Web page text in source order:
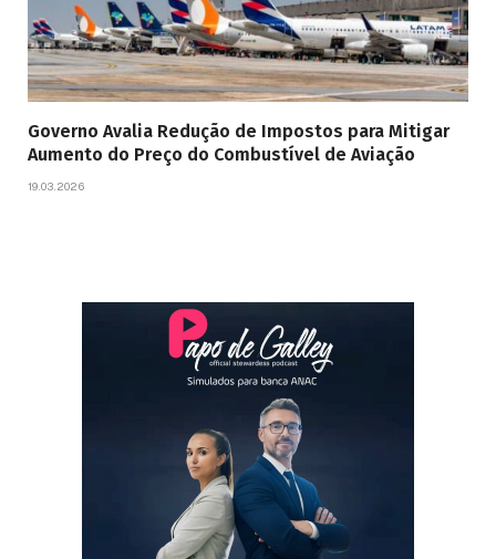
Governo Avalia Redução de Impostos para Mitigar
Aumento do Preço do Combustível de Aviação
19.03.2026